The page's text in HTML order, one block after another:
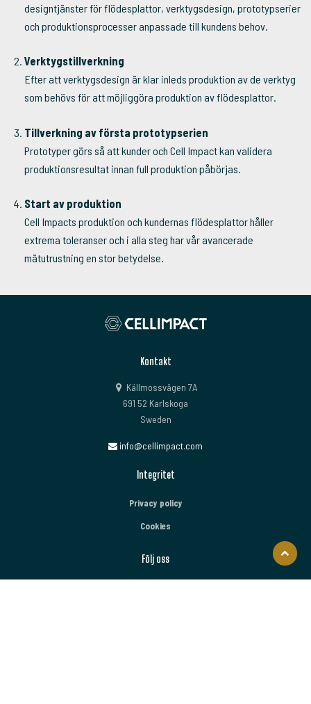
designtjänster för flödesplattor, verktygsdesign, prototypserier
och produktionsprocesser anpassade till kundens behov.
Verktygstillverkning
Efter att verktygsdesign är klar inleds produktion av de verktyg
som behövs för att möjliggöra produktion av flödesplattor.
Tillverkning av första prototypserien
Prototyper görs så att kunder och Cell Impact kan validera
produktionsresultat innan full produktion påbörjas.
Start av produktion
Cell Impacts produktion och kundernas flödesplattor håller
extrema toleranser och i alla steg har vår avancerade
mätutrustning en stor betydelse.
Kontakt
Källmossvägen 7A
691 52 Karlskoga
Sweden
info@cellimpact.com
Integritet
Privacy policy
Cookies
Följ oss
Åk